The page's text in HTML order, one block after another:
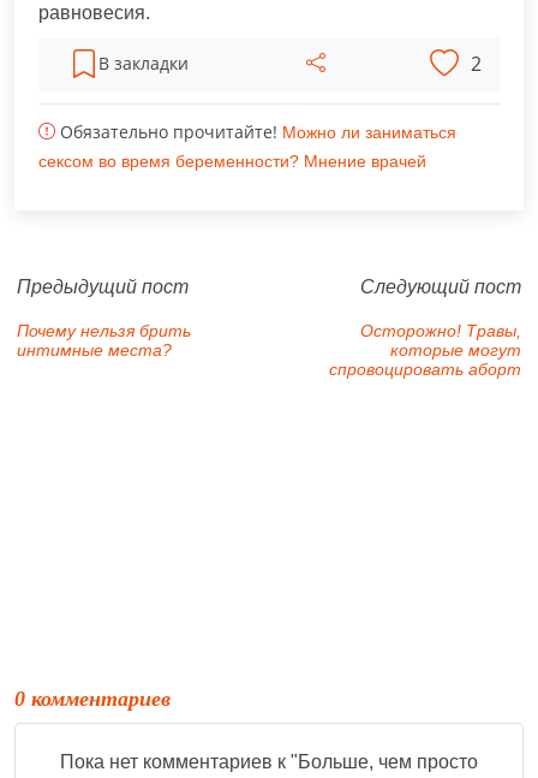
равновесия.
В закладки 2
Обязательно прочитайте! Можно ли заниматься
сексом во время беременности? Мнение врачей
Предыдущий пост
Почему нельзя брить
интимные места?
Следующий пост
Осторожно! Травы,
которые могут
спровоцировать аборт
0 комментариев
Пока нет комментариев к "Больше, чем просто